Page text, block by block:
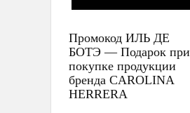
Промокод ИЛЬ ДЕ
БОТЭ — Подарок при
покупке продукции
бренда CAROLINA
HERRERA